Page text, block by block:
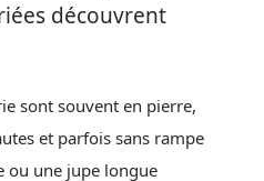
découvrent
sont souvent en pierre,
et parfois sans rampe
ou une jupe longue